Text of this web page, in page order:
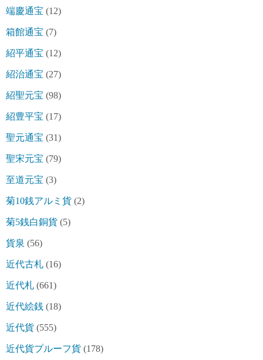
端慶通宝 (12)
箱館通宝 (7)
紹平通宝 (12)
紹治通宝 (27)
紹聖元宝 (98)
紹豊平宝 (17)
聖元通宝 (31)
聖宋元宝 (79)
至道元宝 (3)
菊10銭アルミ貨 (2)
菊5銭白銅貨 (5)
貨泉 (56)
近代古札 (16)
近代札 (661)
近代絵銭 (18)
近代貨 (555)
近代貨プルーフ貨 (178)